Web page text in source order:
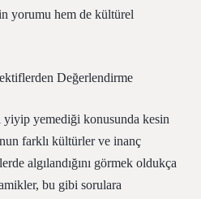
yorumu hem de kültürel
Değerlendirme
yemediği konusunda kesin
farklı kültürler ve inanç
algılandığını görmek oldukça
bu gibi sorulara